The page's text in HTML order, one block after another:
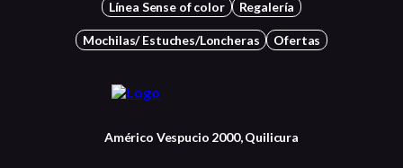
Línea Sense of color Regalería
Mochilas/ Estuches/Loncheras Ofertas
Américo Vespucio 2000, Quilicura